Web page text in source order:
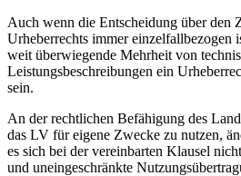
Auch wenn die Entscheidung über den
Urheberrechts immer einzelfallbezogen
weit überwiegende Mehrheit von
Leistungsbeschreibungen ein
sein.
An der rechtlichen Befähigung des
das LV für eigene Zwecke zu nutzen,
es sich bei der vereinbarten Klausel
und uneingeschränkte